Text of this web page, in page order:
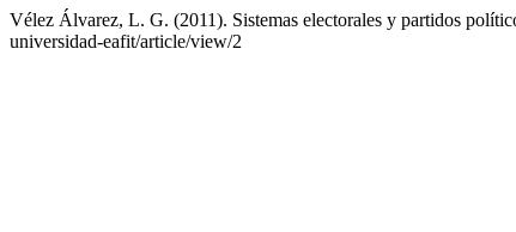
Vélez Álvarez, L. G. (2011). Sistemas electorales y partidos
universidad-eafit/article/view/2